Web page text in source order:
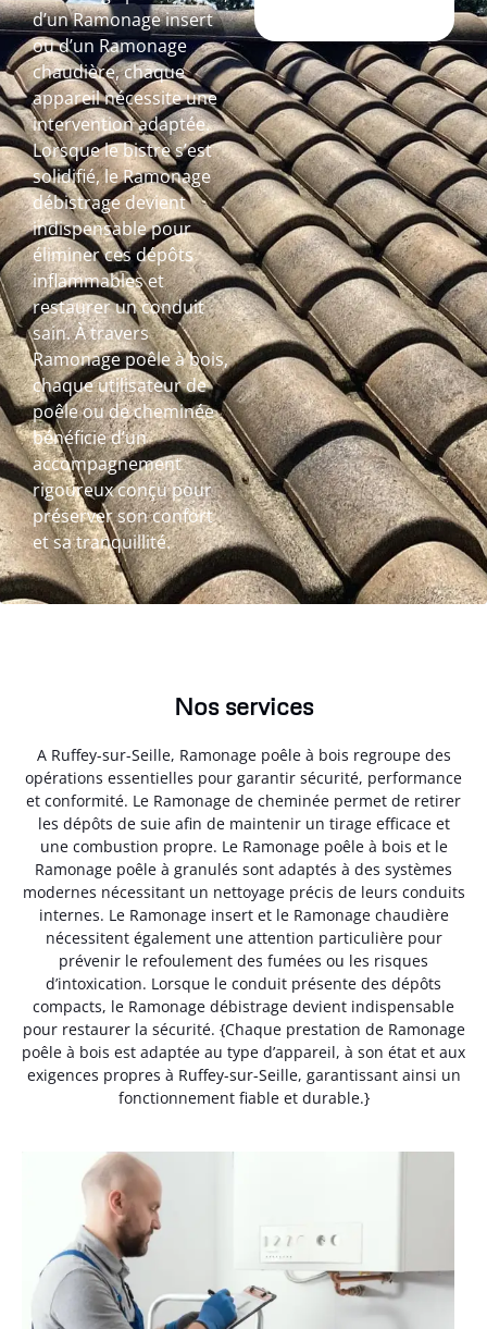
d’un Ramonage insert
ou d’un Ramonage
chaudière, chaque
appareil nécessite une
intervention adaptée.
Lorsque le bistre s’est
solidifié, le Ramonage
débistrage devient
indispensable pour
éliminer ces dépôts
inflammables et
restaurer un conduit
sain. À travers
Ramonage poêle à bois,
chaque utilisateur de
poêle ou de cheminée
bénéficie d’un
accompagnement
rigoureux conçu pour
préserver son confort
et sa tranquillité.
Nos services
A Ruffey-sur-Seille, Ramonage poêle à bois regroupe des
opérations essentielles pour garantir sécurité, performance
et conformité. Le Ramonage de cheminée permet de retirer
les dépôts de suie afin de maintenir un tirage efficace et
une combustion propre. Le Ramonage poêle à bois et le
Ramonage poêle à granulés sont adaptés à des systèmes
modernes nécessitant un nettoyage précis de leurs conduits
internes. Le Ramonage insert et le Ramonage chaudière
nécessitent également une attention particulière pour
prévenir le refoulement des fumées ou les risques
d’intoxication. Lorsque le conduit présente des dépôts
compacts, le Ramonage débistrage devient indispensable
pour restaurer la sécurité. {Chaque prestation de Ramonage
poêle à bois est adaptée au type d’appareil, à son état et aux
exigences propres à Ruffey-sur-Seille, garantissant ainsi un
fonctionnement fiable et durable.}